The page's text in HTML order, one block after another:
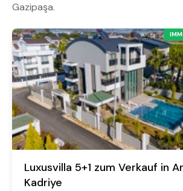
Gazipaşa.
Luxusvilla 5+1 zum Verkauf in
Kadriye